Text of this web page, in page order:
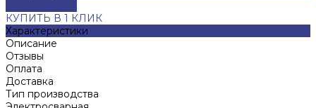
КУПИТЬ В 1 КЛИК
Характеристики
Описание
Отзывы
Оплата
Доставка
Тип производства